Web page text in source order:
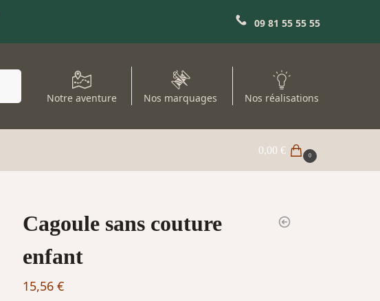
09 81 55 55 55
Notre aventure Nos marquages Nos réalisations
0,00 € 0
Cagoule sans couture
enfant
15,56€